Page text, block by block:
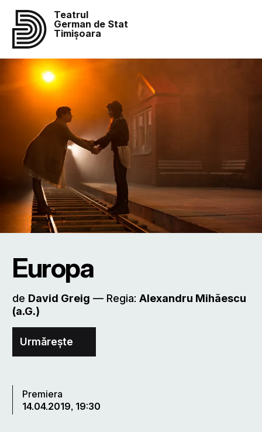
Teatrul
German de Stat
Timișoara
Europa
de David Greig –– Regia:Alexandru Mihăescu
(a.G.)
Urmărește
Premiera
14.04.2019, 19:30